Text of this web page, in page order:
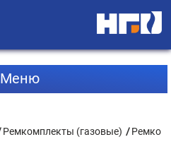
Mеню
Ремкомплекты (газовые)